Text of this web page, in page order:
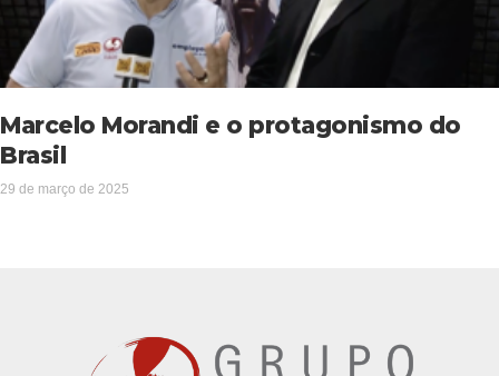
Marcelo Morandi e o protagonismo do
Brasil
29 de março de 2025